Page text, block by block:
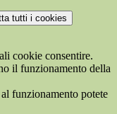
tutti i cookies
cookie consentire.
il funzionamento della
funzionamento potete